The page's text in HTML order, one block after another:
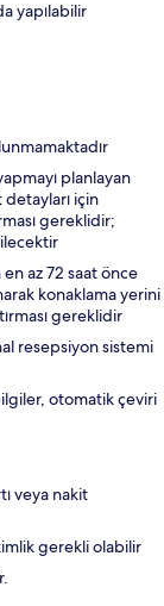
yapılabilir
planlayan
detayları için
gereklidir;
az 72 saat önce
konaklama yerini
gereklidir
resepsiyon sistemi
otomatik çeviri
veya nakit
gerekli olabilir